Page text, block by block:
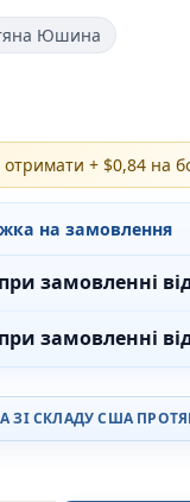
Юшина
отримати + $0,84 на
на замовлення
при замовленні
при замовленні
ЗІ СКЛАДУ США